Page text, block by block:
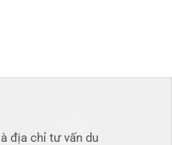
là địa chỉ tư vấn du